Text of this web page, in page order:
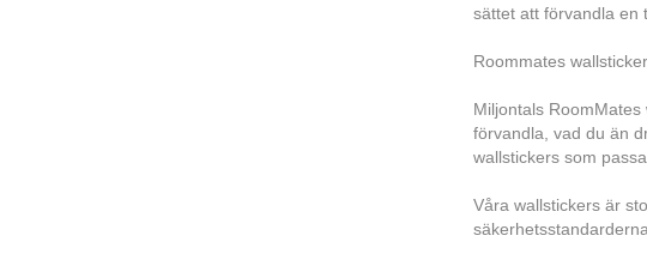
sättet att förvandla en
Roommates
Miljontals
förvandla, vad du än
wallstickers som
Våra wallstickers är
säkerhetsstandarderna.